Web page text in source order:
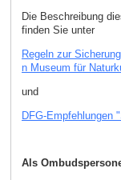
Die Beschreibung
finden Sie unter
Regeln zur
n Museum für
und
DFG-Empfehlungen
Als